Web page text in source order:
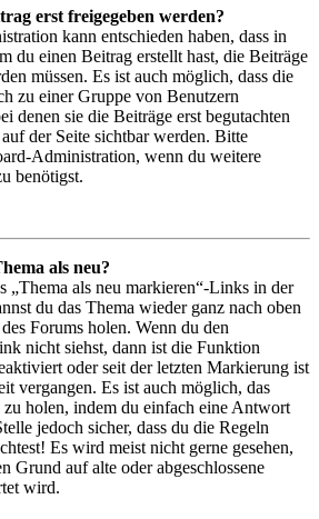
erst freigegeben werden?
kann entschieden haben, dass in
du einen Beitrag erstellt hast, die Beiträge
müssen. Es ist auch möglich, dass die
zu einer Gruppe von Benutzern
denen sie die Beiträge erst begutachten
der Seite sichtbar werden. Bitte
Administration, wenn du weitere
benötigst.
als neu?
„Thema als neu markieren“-Links in der
du das Thema wieder ganz nach oben
Forums holen. Wenn du den
nicht siehst, dann ist die Funktion
oder seit der letzten Markierung ist
vergangen. Es ist auch möglich, das
zu holen, indem du einfach eine Antwort
jedoch sicher, dass du die Regeln
Es wird meist nicht gerne gesehen,
Grund auf alte oder abgeschlossene
wird.